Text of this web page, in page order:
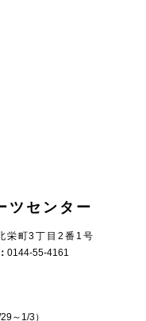
ツセンター
町3丁目2番1号
0144-55-4161
～1/3）